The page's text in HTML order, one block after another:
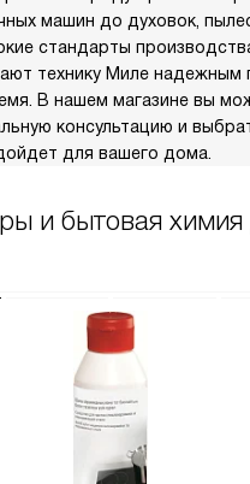
машин до духовок,
стандарты
технику Миле
В нашем магазине вы
консультацию и
для вашего дома.
и бытовая